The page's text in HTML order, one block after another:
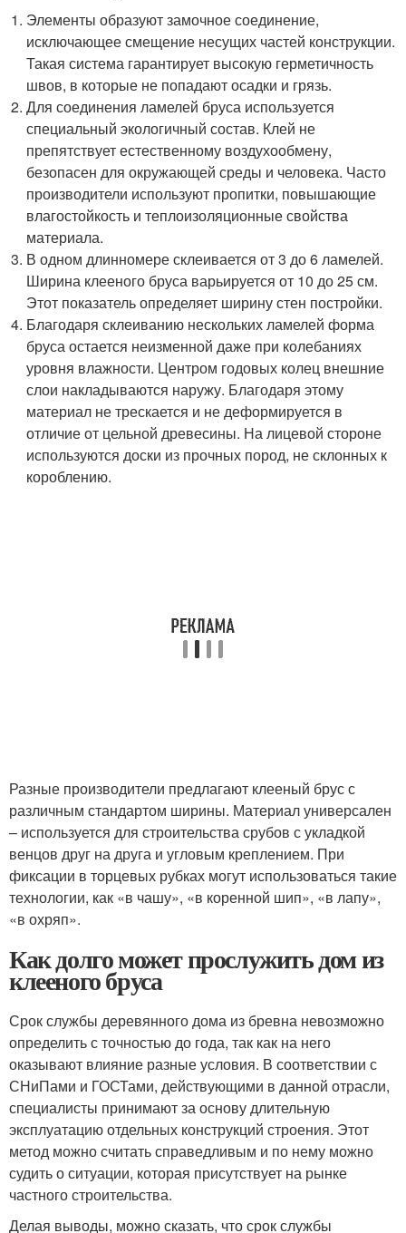
Элементы образуют замочное соединение,
исключающее смещение несущих частей конструкции.
Такая система гарантирует высокую герметичность
швов, в которые не попадают осадки и грязь.
Для соединения ламелей бруса используется
специальный экологичный состав. Клей не
препятствует естественному воздухообмену,
безопасен для окружающей среды и человека. Часто
производители используют пропитки, повышающие
влагостойкость и теплоизоляционные свойства
материала.
В одном длинномере склеивается от 3 до 6 ламелей.
Ширина клееного бруса варьируется от 10 до 25 см.
Этот показатель определяет ширину стен постройки.
Благодаря склеиванию нескольких ламелей форма
бруса остается неизменной даже при колебаниях
уровня влажности. Центром годовых колец внешние
слои накладываются наружу. Благодаря этому
материал не трескается и не деформируется в
отличие от цельной древесины. На лицевой стороне
используются доски из прочных пород, не склонных к
короблению.
Разные производители предлагают клееный брус с
различным стандартом ширины. Материал универсален
– используется для строительства срубов с укладкой
венцов друг на друга и угловым креплением. При
фиксации в торцевых рубках могут использоваться такие
технологии, как «в чашу», «в коренной шип», «в лапу»,
«в охряп».
Как долго может прослужить дом из
клееного бруса
Срок службы деревянного дома из бревна невозможно
определить с точностью до года, так как на него
оказывают влияние разные условия. В соответствии с
СНиПами и ГОСТами, действующими в данной отрасли,
специалисты принимают за основу длительную
эксплуатацию отдельных конструкций строения. Этот
метод можно считать справедливым и по нему можно
судить о ситуации, которая присутствует на рынке
частного строительства.
Делая выводы, можно сказать, что срок службы